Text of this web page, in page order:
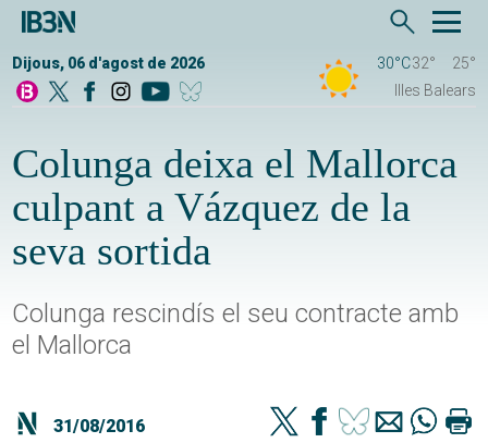
Dijous, 06 d'agost de 2026 30°C32°
25°
Illes Balears
Colunga deixa el Mallorca
culpant a Vázquez de la
seva sortida
Colunga rescindís el seu contracte amb
el Mallorca
31/08/2016